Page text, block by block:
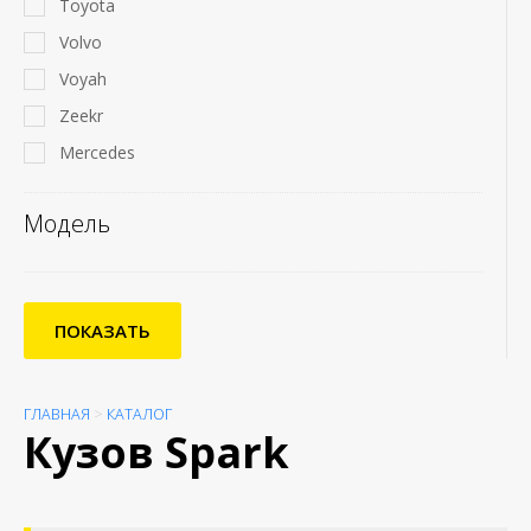
Toyota
Volvo
Voyah
Zeekr
Mercedes
Модель
ПОКАЗАТЬ
ГЛАВНАЯ > КАТАЛОГ
Кузов Spark